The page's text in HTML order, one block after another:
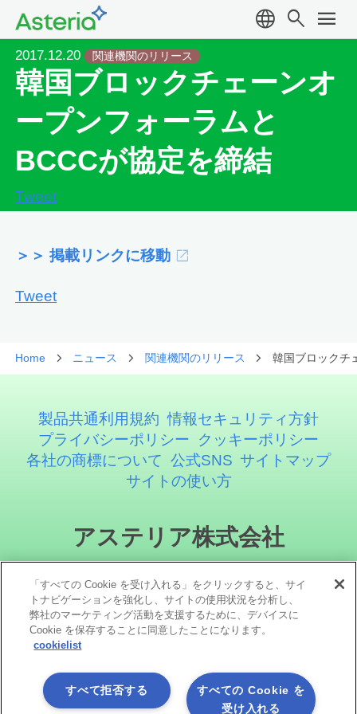
language search menu
2017.12.20 関連機関のリリース
韓国ブロックチェーンオ
ープンフォーラムと
BCCCが協定を締結
Tweet
＞＞ 掲載リンクに移動
Tweet
Home ニュース 関連機関のリリース 韓国ブロックチ
製品共通利用規約 情報セキュリティ方針
プライバシーポリシー
クッキーポリシー
各社の商標について 公式SNS サイトマップ
サイトの使い方
アステリア株式会社
ソーシャルメディア
「すべての Cookie を受け入れる」をクリックすると、サイ
トナビゲーションを強化し、サイトの使用状況を分析し、
弊社のマーケティング活動を支援するために、デバイスに
Cookie を保存することに同意したことになります。
cookielist
すべての Cookie を
受け入れる
すべて拒否する